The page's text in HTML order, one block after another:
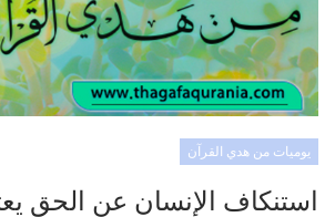
يوميات من هدي القرآن
استنكاف الإنسان عن الحق